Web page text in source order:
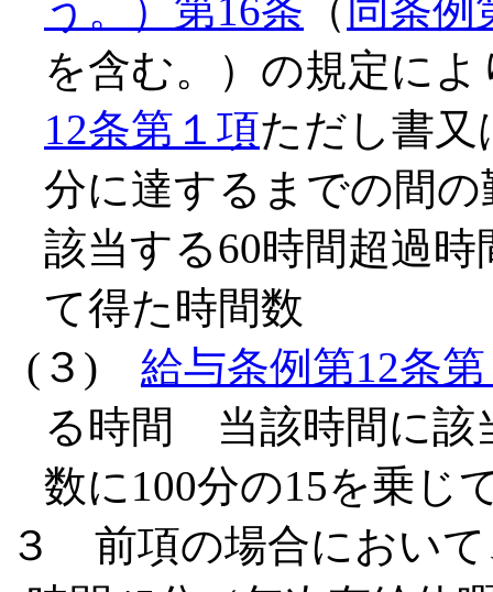
う。）第16条 （ 同条例
を含む。）の規定に
12条第１項ただし書又
分に達するまでの間
該当する60時間超過
て得た時間数
(３) 給与条例第12条
る時間 当該時間に該
数に100分の15を乗じ
３ 前項の場合におい